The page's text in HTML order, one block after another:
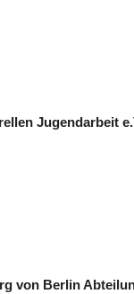
Jugendarbeit
von Berlin